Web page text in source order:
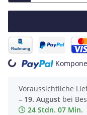
Loading... Voraussichtliche
– 19. August bei
24 Stdn. 07 Min.